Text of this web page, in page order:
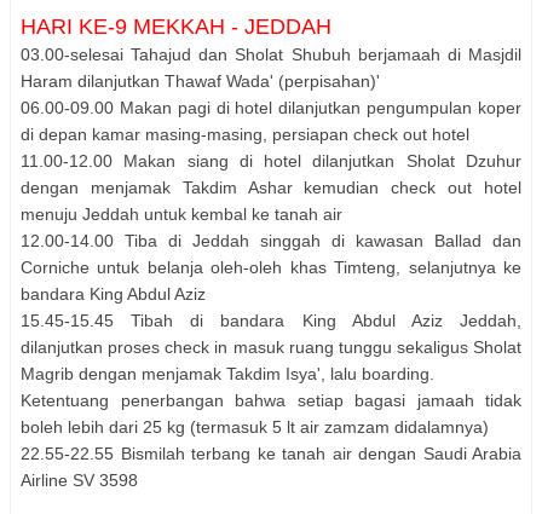
HARI KE-9 MEKKAH - JEDDAH
03.00-selesai Tahajud dan Sholat Shubuh berjamaah di Masjdil
Haram dilanjutkan Thawaf Wada' (perpisahan)'
06.00-09.00 Makan pagi di hotel dilanjutkan pengumpulan koper
di depan kamar masing-masing, persiapan check out hotel
11.00-12.00 Makan siang di hotel dilanjutkan Sholat Dzuhur
dengan menjamak Takdim Ashar kemudian check out hotel
menuju Jeddah untuk kembal ke tanah air
12.00-14.00 Tiba di Jeddah singgah di kawasan Ballad dan
Corniche untuk belanja oleh-oleh khas Timteng, selanjutnya ke
bandara King Abdul Aziz
15.45-15.45 Tibah di bandara King Abdul Aziz Jeddah,
dilanjutkan proses check in masuk ruang tunggu sekaligus Sholat
Magrib dengan menjamak Takdim Isya', lalu boarding.
Ketentuang penerbangan bahwa setiap bagasi jamaah tidak
boleh lebih dari 25 kg (termasuk 5 lt air zamzam didalamnya)
22.55-22.55 Bismilah terbang ke tanah air dengan Saudi Arabia
Airline SV 3598